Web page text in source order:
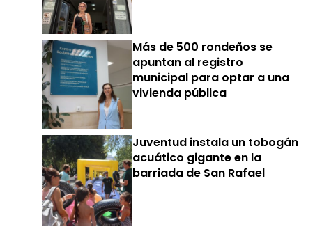
Más de 500 rondeños se
apuntan al registro
municipal para optar a una
vivienda pública
Juventud instala un tobogán
acuático gigante en la
barriada de San Rafael